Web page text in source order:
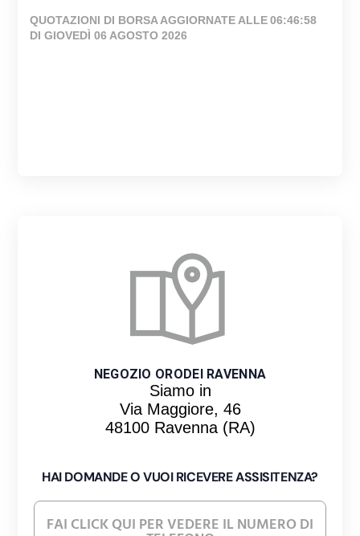
NEGOZIO ORODEI RAVENNA
Siamo in
Via Maggiore, 46
48100 Ravenna (RA)
HAI DOMANDE O VUOI RICEVERE ASSISITENZA?
FAI CLICK QUI PER VEDERE IL NUMERO DI